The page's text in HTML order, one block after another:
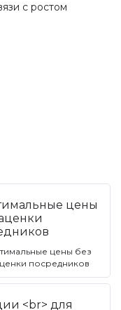
с ростом
цены без
посредников